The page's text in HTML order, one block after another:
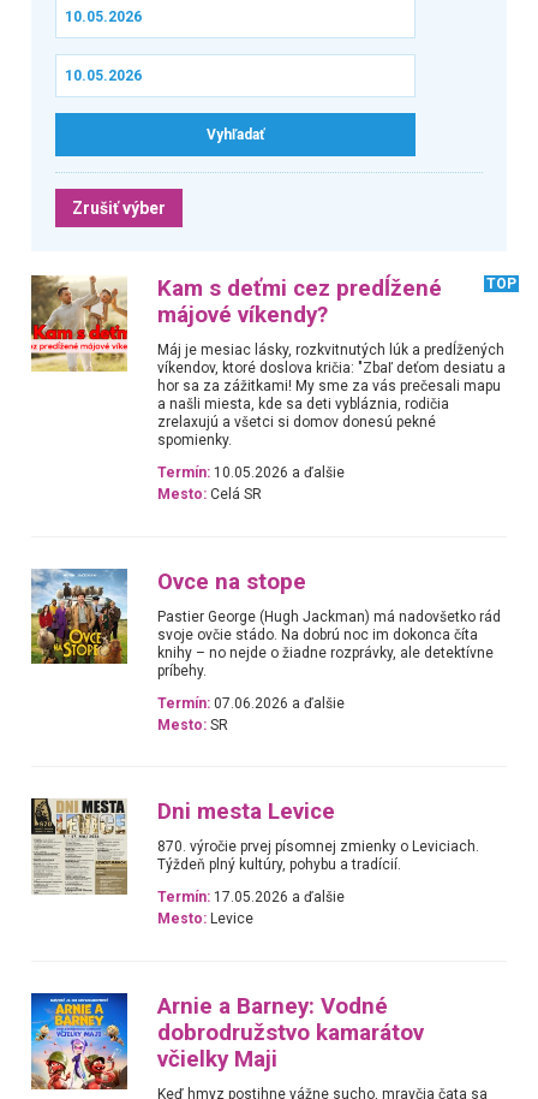
Zrušiť výber
Kam s deťmi cez predĺžené
májové víkendy?
TOP
Máj je mesiac lásky, rozkvitnutých lúk a predĺžených
víkendov, ktoré doslova kričia: "Zbaľ deťom desiatu a
hor sa za zážitkami! My sme za vás prečesali mapu
a našli miesta, kde sa deti vybláznia, rodičia
zrelaxujú a všetci si domov donesú pekné
spomienky.
Termín: 10.05.2026 a ďalšie
Mesto: Celá SR
Ovce na stope
Pastier George (Hugh Jackman) má nadovšetko rád
svoje ovčie stádo. Na dobrú noc im dokonca číta
knihy – no nejde o žiadne rozprávky, ale detektívne
príbehy.
Termín: 07.06.2026 a ďalšie
Mesto: SR
Dni mesta Levice
870. výročie prvej písomnej zmienky o Leviciach.
Týždeň plný kultúry, pohybu a tradícií.
Termín: 17.05.2026 a ďalšie
Mesto: Levice
Arnie a Barney: Vodné
dobrodružstvo kamarátov
včielky Maji
Keď hmyz postihne vážne sucho, mravčia čata sa